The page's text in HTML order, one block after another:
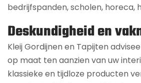
bedrijfspanden, scholen, horeca,
Deskundigheid en
Kleij Gordijnen en Tapijten
op maat ten aanzien van uw
klassieke en tijdloze producten